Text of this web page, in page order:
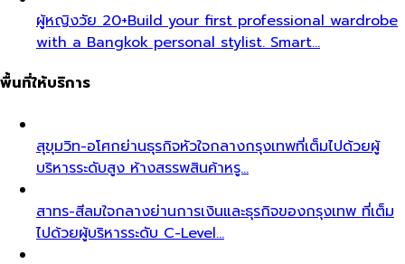
ผู้หญิงวัย 20+Build your first professional wardrobe
with a Bangkok personal stylist. Smart…
พื้นที่ให้บริการ
สุขุมวิท-อโศกย่านธุรกิจหัวใจกลางกรุงเทพที่เต็มไปด้วยผู้
บริหารระดับสูง ห้างสรรพสินค้าหรู…
สาทร-สีลมใจกลางย่านการเงินและธุรกิจของกรุงเทพ ที่เต็ม
ไปด้วยผู้บริหารระดับ C-Level…